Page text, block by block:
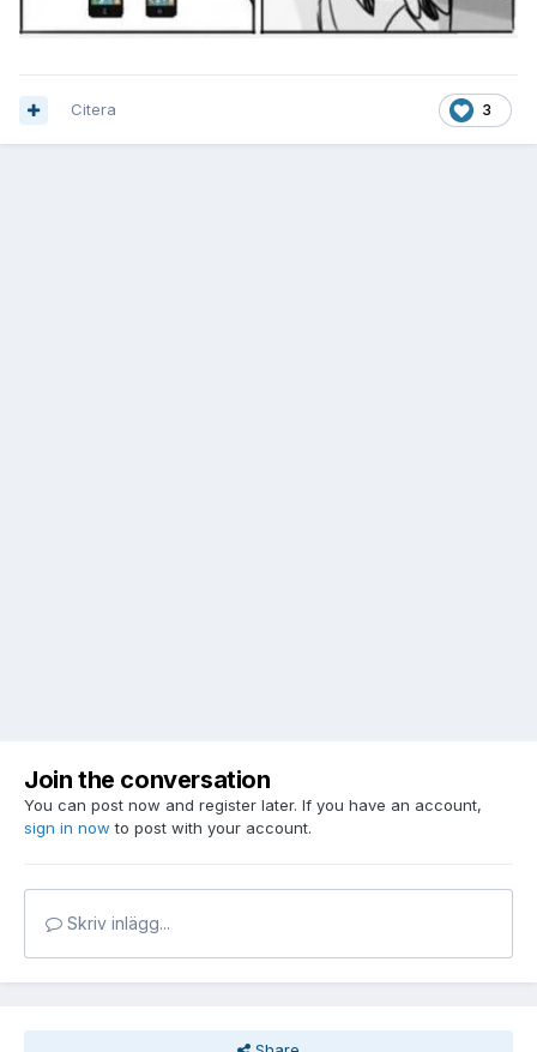
3
Citera
Join the conversation
You can post now and register later. If you have an account,
sign in now to post with your account.
Skriv inlägg...